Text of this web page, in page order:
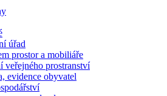
úřad
prostor a mobiliáře
veřejného prostranství
evidence obyvatel